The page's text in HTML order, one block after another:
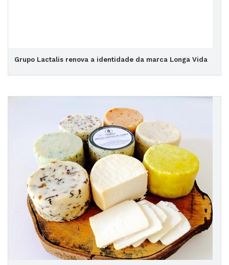
Grupo Lactalis renova a identidade da marca Longa Vida